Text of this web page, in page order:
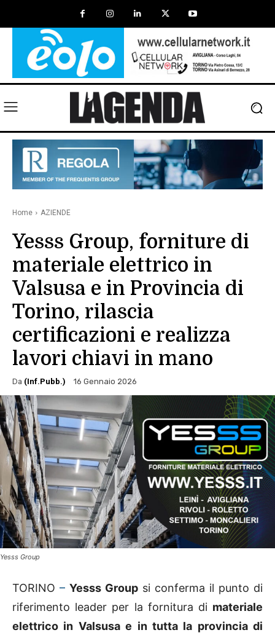
Home AZIENDE
Yesss Group, forniture di
materiale elettrico in
Valsusa e in Provincia di
Torino, rilascia
certificazioni e realizza
lavori chiavi in mano
Da (Inf.Pubb.) 16 Gennaio 2026
Yesss Group
TORINO – Yesss Group si conferma il punto di
riferimento leader per la fornitura di materiale
elettrico in Valsusa e in tutta la provincia di